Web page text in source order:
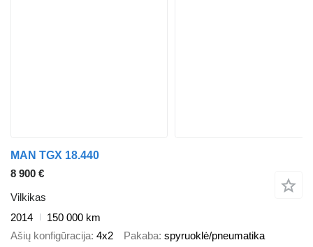
MAN TGX 18.440
8 900 €
Vilkikas
2014
150 000 km
Ašių konfigūracija 4x2 Pakaba spyruoklė/pneumatika